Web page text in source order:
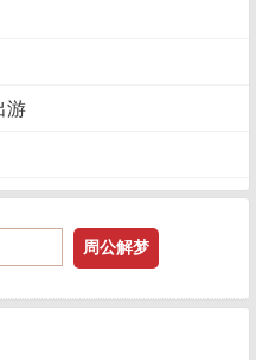
游